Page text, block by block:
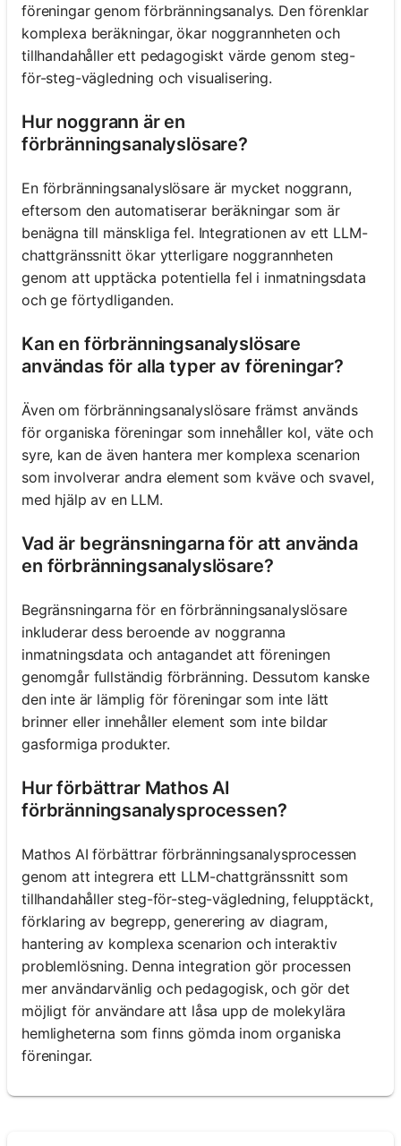
föreningar genom förbränningsanalys. Den förenklar
komplexa beräkningar, ökar noggrannheten och
tillhandahåller ett pedagogiskt värde genom steg-
för-steg-vägledning och visualisering.
Hur noggrann är en
förbränningsanalyslösare?
En förbränningsanalyslösare är mycket noggrann,
eftersom den automatiserar beräkningar som är
benägna till mänskliga fel. Integrationen av ett LLM-
chattgränssnitt ökar ytterligare noggrannheten
genom att upptäcka potentiella fel i inmatningsdata
och ge förtydliganden.
Kan en förbränningsanalyslösare
användas för alla typer av föreningar?
Även om förbränningsanalyslösare främst används
för organiska föreningar som innehåller kol, väte och
syre, kan de även hantera mer komplexa scenarion
som involverar andra element som kväve och svavel,
med hjälp av en LLM.
Vad är begränsningarna för att använda
en förbränningsanalyslösare?
Begränsningarna för en förbränningsanalyslösare
inkluderar dess beroende av noggranna
inmatningsdata och antagandet att föreningen
genomgår fullständig förbränning. Dessutom kanske
den inte är lämplig för föreningar som inte lätt
brinner eller innehåller element som inte bildar
gasformiga produkter.
Hur förbättrar Mathos AI
förbränningsanalysprocessen?
Mathos AI förbättrar förbränningsanalysprocessen
genom att integrera ett LLM-chattgränssnitt som
tillhandahåller steg-för-steg-vägledning, felupptäckt,
förklaring av begrepp, generering av diagram,
hantering av komplexa scenarion och interaktiv
problemlösning. Denna integration gör processen
mer användarvänlig och pedagogisk, och gör det
möjligt för användare att låsa upp de molekylära
hemligheterna som finns gömda inom organiska
föreningar.